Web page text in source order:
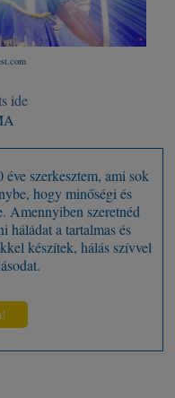
ide
szerkesztem, ami sok
hogy minőségi és
Amennyiben szeretnéd
háládat a tartalmas és
készítek, hálás szívvel